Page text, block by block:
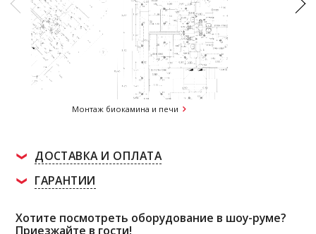
Монтаж биокамина и печи
ДОСТАВКА И ОПЛАТА
ГАРАНТИИ
Хотите посмотреть оборудование в шоу-руме?
Приезжайте в гости!